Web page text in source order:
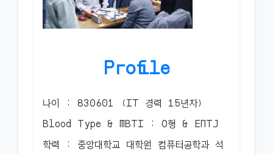
Profile
나이 : 830601 (IT 경력 15년차)
Blood Type & MBTI : O형 & ENTJ
학력 : 중앙대학교 대학원 컴퓨터공학과 석